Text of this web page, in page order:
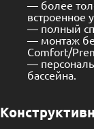
— более
встроенное
— полный
— монтаж
Comfort/
—
бассейна.